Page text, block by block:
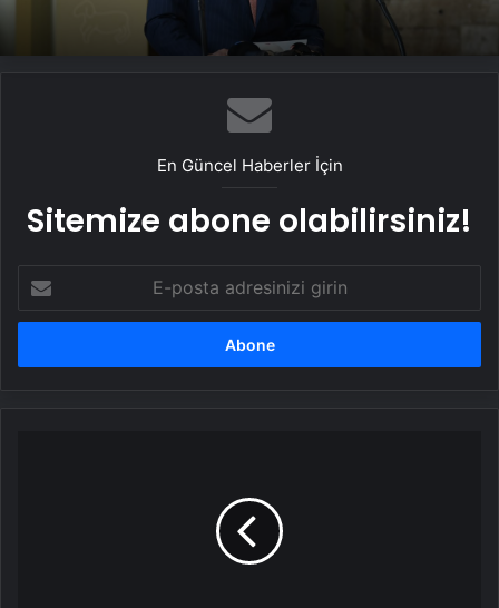
En Güncel Haberler İçin
Sitemize abone olabilirsiniz!
posta
adresinizi